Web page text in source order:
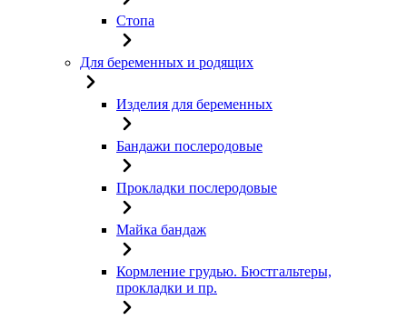
Стопа
Для беременных и родящих
Изделия для беременных
Бандажи послеродовые
Прокладки послеродовые
Майка бандаж
Кормление грудью. Бюстгальтеры,
прокладки и пр.